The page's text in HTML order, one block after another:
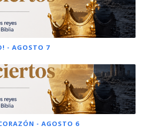
- AGOSTO 7
- AGOSTO 6